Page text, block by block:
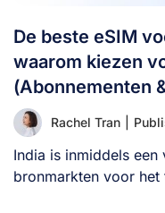
De beste eSIM
waarom kiezen
(Abonnementen
Rachel Tran
India is inmiddels
bronmarkten voor het